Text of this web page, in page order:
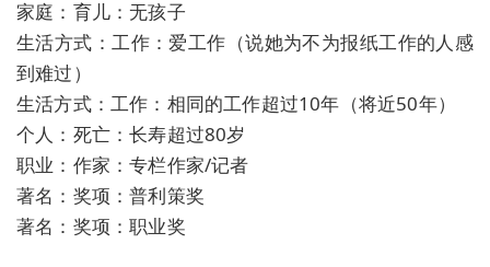
家庭：育儿：无孩子
生活方式：工作：爱工作（说她为不为报纸工作的人感
到难过）
生活方式：工作：相同的工作超过10年（将近50年）
个人：死亡：长寿超过80岁
职业：作家：专栏作家/记者
著名：奖项：普利策奖
著名：奖项：职业奖